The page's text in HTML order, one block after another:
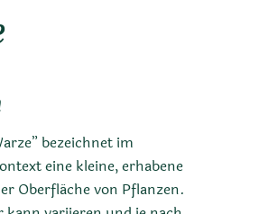
bezeichnet im
eine kleine, erhabene
Oberfläche von Pflanzen.